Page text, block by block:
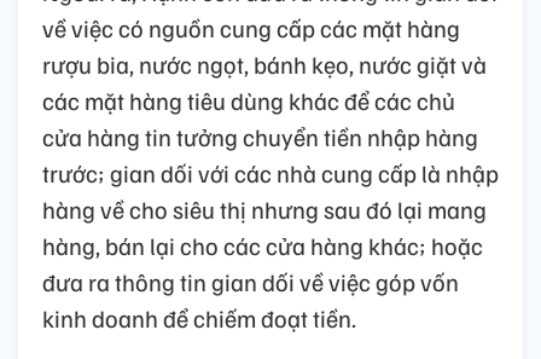
về việc có nguồn cung cấp các mặt hàng
rượu bia, nước ngọt, bánh kẹo, nước giặt và
các mặt hàng tiêu dùng khác để các chủ
cửa hàng tin tưởng chuyển tiền nhập hàng
trước; gian dối với các nhà cung cấp là nhập
hàng về cho siêu thị nhưng sau đó lại mang
hàng, bán lại cho các cửa hàng khác; hoặc
đưa ra thông tin gian dối về việc góp vốn
kinh doanh để chiếm đoạt tiền.